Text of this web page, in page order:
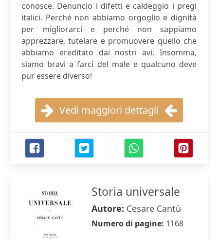
conosce. Denuncio i difetti e caldeggio i pregi
italici. Perché non abbiamo orgoglio e dignità
per migliorarci e perché non sappiamo
apprezzare, tutelare e promuovere quello che
abbiamo ereditato dai nostri avi. Insomma,
siamo bravi a farci del male e qualcuno deve
pur essere diverso!
Vedi maggiori dettagli
Storia universale
Autore: Cesare Cantù
Numero di pagine: 1168